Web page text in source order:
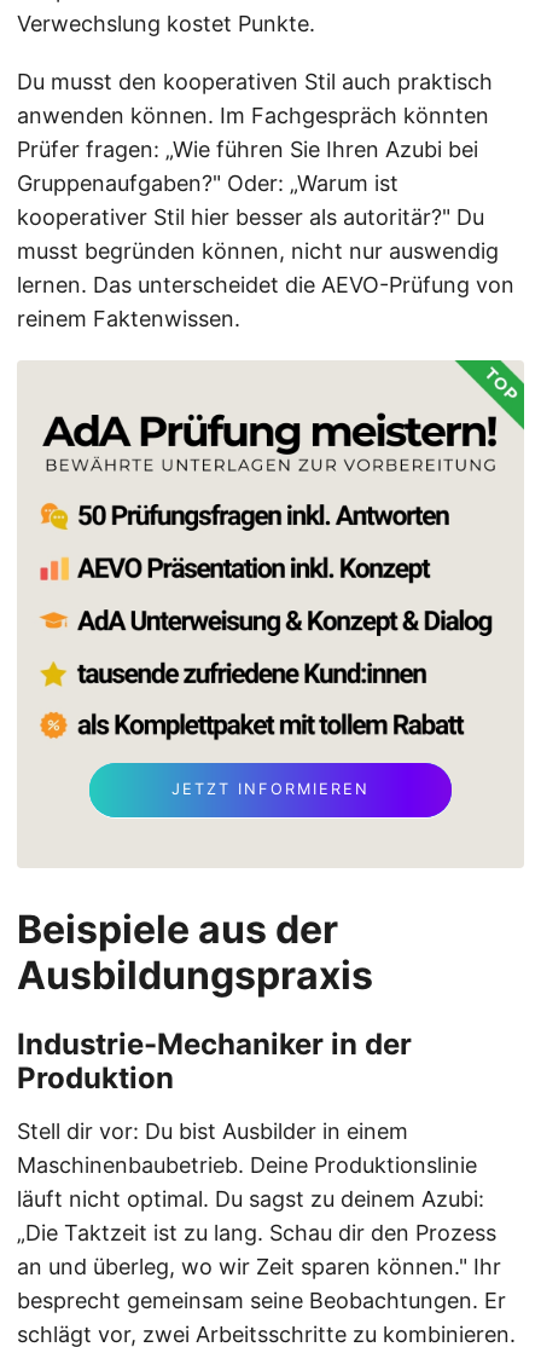
Verwechslung kostet Punkte.
Du musst den kooperativen Stil auch praktisch
anwenden können. Im Fachgespräch könnten
Prüfer fragen: „Wie führen Sie Ihren Azubi bei
Gruppenaufgaben?" Oder: „Warum ist
kooperativer Stil hier besser als autoritär?" Du
musst begründen können, nicht nur auswendig
lernen. Das unterscheidet die AEVO-Prüfung von
reinem Faktenwissen.
JETZT INFORMIEREN
Beispiele aus der
Ausbildungspraxis
Industrie-Mechaniker in der
Produktion
Stell dir vor: Du bist Ausbilder in einem
Maschinenbaubetrieb. Deine Produktionslinie
läuft nicht optimal. Du sagst zu deinem Azubi:
„Die Taktzeit ist zu lang. Schau dir den Prozess
an und überleg, wo wir Zeit sparen können." Ihr
besprecht gemeinsam seine Beobachtungen. Er
schlägt vor, zwei Arbeitsschritte zu kombinieren.